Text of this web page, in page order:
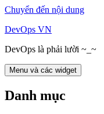
Chuyển đến nội dung
DevOps VN
DevOps là phải lười ~_~
Menu và các widget
Danh mục